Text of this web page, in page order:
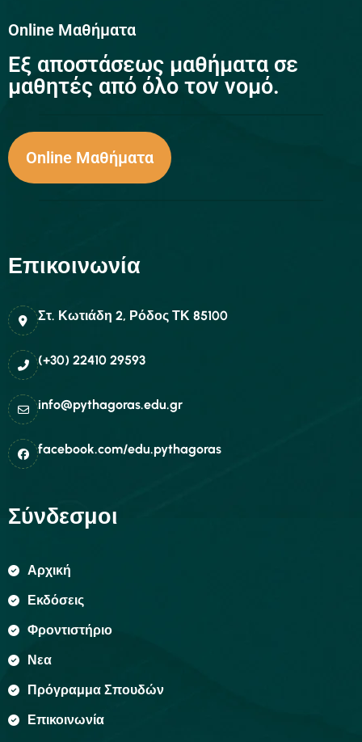
Online Μαθήματα
Eξ αποστάσεως μαθήματα σε
μαθητές από όλο τον νομό.
Online Μαθήματα
Επικοινωνία
Στ. Κωτιάδη 2, Ρόδος ΤΚ 85100
(+30) 22410 29593
info@pythagoras.edu.gr
facebook.com/edu.pythagoras
Σύνδεσμοι
Αρχική
Εκδόσεις
Φροντιστήριο
Νεα
Πρόγραμμα Σπουδών
Επικοινωνία